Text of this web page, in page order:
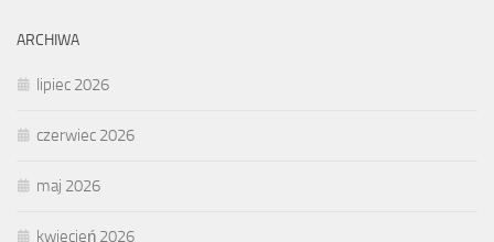
ARCHIWA
lipiec 2026
czerwiec 2026
maj 2026
kwiecień 2026